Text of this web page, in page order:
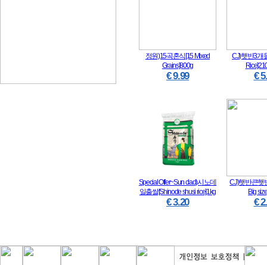
정원)15곡혼식[15 Mixed
Grains]800g
€ 9.99
CJ)햇반3개
€
Special Offer~Sun clad)시노데
일출쌀[Shinode shusi rice]1kg
€ 3.20
CJ)햇반큰햇
Big
€